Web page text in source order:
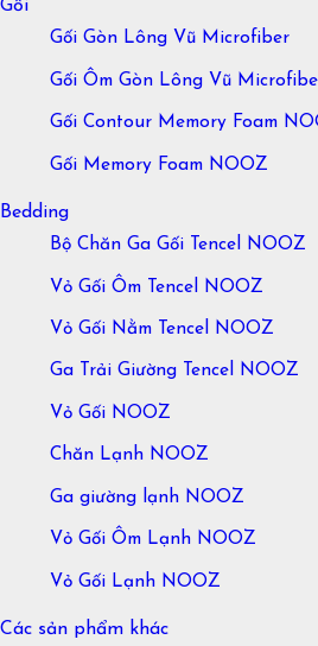
Gối
Gối Gòn Lông Vũ Microfiber
Gối Ôm Gòn Lông Vũ
Gối Contour Memory Foam
Gối Memory Foam NOOZ
Bedding
Bộ Chăn Ga Gối Tencel NOOZ
Vỏ Gối Ôm Tencel NOOZ
Vỏ Gối Nằm Tencel NOOZ
Ga Trải Giường Tencel NOOZ
Vỏ Gối NOOZ
Chăn Lạnh NOOZ
Ga giường lạnh NOOZ
Vỏ Gối Ôm Lạnh NOOZ
Vỏ Gối Lạnh NOOZ
Các sản phẩm khác